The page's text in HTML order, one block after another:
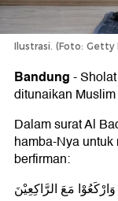
Ilustrasi. (Foto:
Bandung-
ditunaikan
Dalam surat Al
hamba-Nya
berfirman:
مَعَ الرَّاكِعِيْنَ